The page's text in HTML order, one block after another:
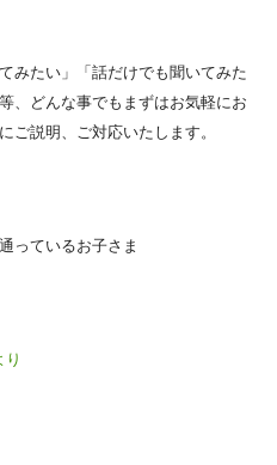
みたい」「話だけでも聞いてみた
、どんな事でもまずはお気軽にお
ご説明、ご対応いたします。
っているお子さま
り